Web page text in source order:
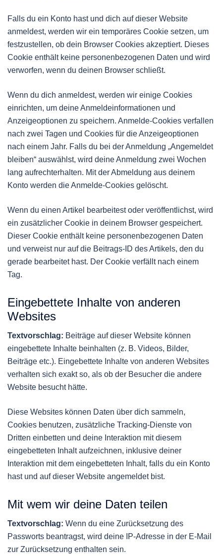
Falls du ein Konto hast und dich auf dieser Website
anmeldest, werden wir ein temporäres Cookie setzen, um
festzustellen, ob dein Browser Cookies akzeptiert. Dieses
Cookie enthält keine personenbezogenen Daten und wird
verworfen, wenn du deinen Browser schließt.
Wenn du dich anmeldest, werden wir einige Cookies
einrichten, um deine Anmeldeinformationen und
Anzeigeoptionen zu speichern. Anmelde-Cookies verfallen
nach zwei Tagen und Cookies für die Anzeigeoptionen
nach einem Jahr. Falls du bei der Anmeldung „Angemeldet
bleiben“ auswählst, wird deine Anmeldung zwei Wochen
lang aufrechterhalten. Mit der Abmeldung aus deinem
Konto werden die Anmelde-Cookies gelöscht.
Wenn du einen Artikel bearbeitest oder veröffentlichst, wird
ein zusätzlicher Cookie in deinem Browser gespeichert.
Dieser Cookie enthält keine personenbezogenen Daten
und verweist nur auf die Beitrags-ID des Artikels, den du
gerade bearbeitet hast. Der Cookie verfällt nach einem
Tag.
Eingebettete Inhalte von anderen
Websites
Textvorschlag: Beiträge auf dieser Website können
eingebettete Inhalte beinhalten (z. B. Videos, Bilder,
Beiträge etc.). Eingebettete Inhalte von anderen Websites
verhalten sich exakt so, als ob der Besucher die andere
Website besucht hätte.
Diese Websites können Daten über dich sammeln,
Cookies benutzen, zusätzliche Tracking-Dienste von
Dritten einbetten und deine Interaktion mit diesem
eingebetteten Inhalt aufzeichnen, inklusive deiner
Interaktion mit dem eingebetteten Inhalt, falls du ein Konto
hast und auf dieser Website angemeldet bist.
Mit wem wir deine Daten teilen
Textvorschlag: Wenn du eine Zurücksetzung des
Passworts beantragst, wird deine IP-Adresse in der E-Mail
zur Zurücksetzung enthalten sein.